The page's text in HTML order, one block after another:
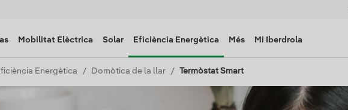
Mobilitat Elèctrica Solar Eficiència Energètica Més Mi Iberdrola
Energètica Domòtica de la llar Termòstat Smart